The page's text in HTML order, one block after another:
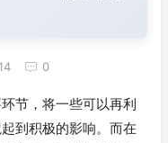
0
节，将一些可以再利
到积极的影响。而在